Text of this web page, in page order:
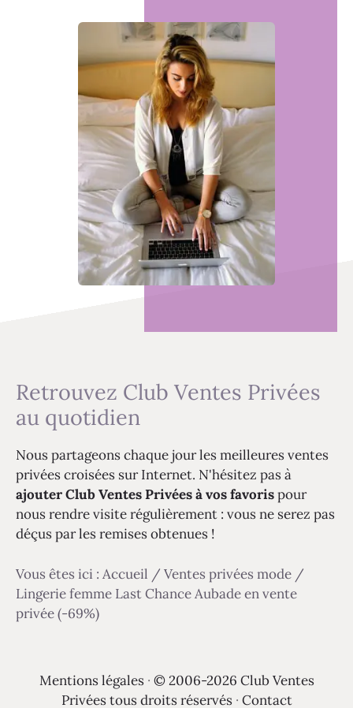
Retrouvez Club Ventes Privées
au quotidien
Nous partageons chaque jour les meilleures ventes
privées croisées sur Internet. N'hésitez pas à
ajouter Club Ventes Privées à vos favorispour
nous rendre visite régulièrement : vous ne serez pas
déçus par les remises obtenues !
Vous êtes ici : Accueil / Ventes privées mode /
Lingerie femme Last Chance Aubade en vente
privée (-69%)
Mentions légales · © 2006-2026 Club Ventes
Privées tous droits réservés · Contact